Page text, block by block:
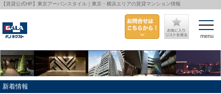
【賃貸公式HP】東京アーバンスタイル｜東京・横浜エリアの賃貸マンション情報
新着情報
menu